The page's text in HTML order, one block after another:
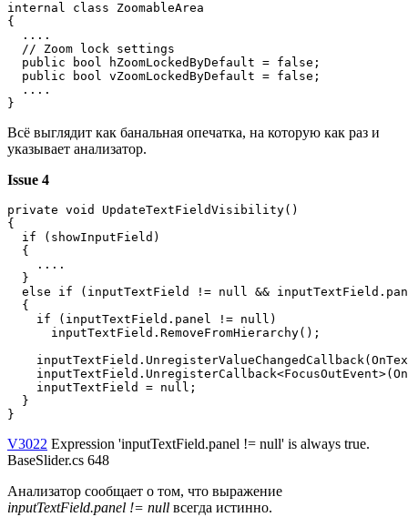
internal class ZoomableArea
{
  ....
  // Zoom lock settings
  public bool hZoomLockedByDefault = false;
  public bool vZoomLockedByDefault = false;
  ....
}
Всё выглядит как банальная опечатка, на которую как раз и
указывает анализатор.
Issue 4
private void UpdateTextFieldVisibility()
{
  if (showInputField)
  {
    ....
  }
else if (inputTextField != null &&
  {
if (inputTextField.panel != null)
      inputTextField.RemoveFromHierarchy();
    inputTextField = null;
  }
}
V3022 Expression 'inputTextField.panel != null' is always true.
BaseSlider.cs 648
Анализатор сообщает о том, что выражение
inputTextField.panel != null всегда истинно.